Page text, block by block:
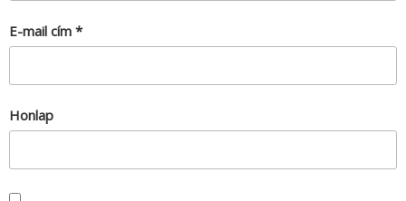
E-mail cím *
Honlap